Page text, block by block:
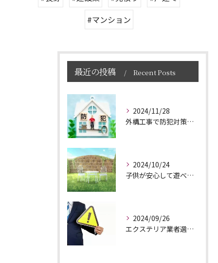
#マンション
最近の投稿 Recent Posts
2024/11/28
外構工事で防犯対策もバッチリ！安心・安全な外構づくり
2024/10/24
子供が安心して遊べる！安全で楽しい庭づくりのポイント
2024/09/26
エクステリア業者選びのポイント｜松本市でエクステリアや外構工事なら株式会社リスタートまで！